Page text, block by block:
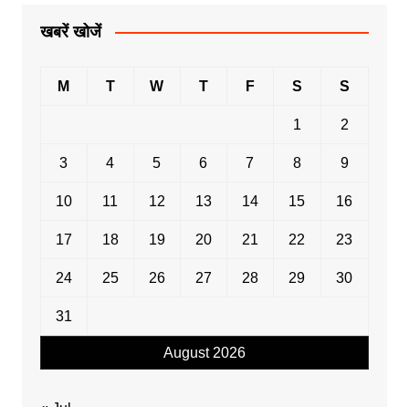
खबरें खोजें
August 2026
M T W T F S S
1 2
3 4 5 6 7 8 9
10 11 12 13 14 15 16
17 18 19 20 21 22 23
24 25 26 27 28 29 30
31